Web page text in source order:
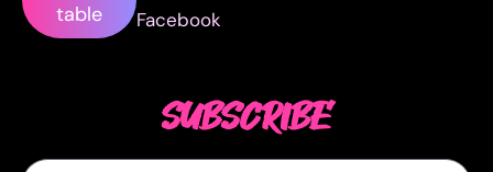
table
Facebook
SUBSCRIBE